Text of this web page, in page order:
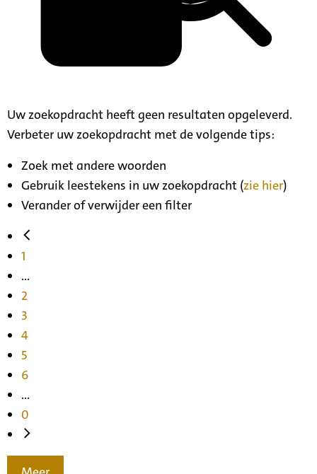
Uw zoekopdracht heeft geen resultaten opgeleverd.
Verbeter uw zoekopdracht met de volgende tips:
Zoek met andere woorden
Gebruik leestekens in uw zoekopdracht (zie hier)
Verander of verwijder een filter
1
...
2
3
4
5
6
...
0